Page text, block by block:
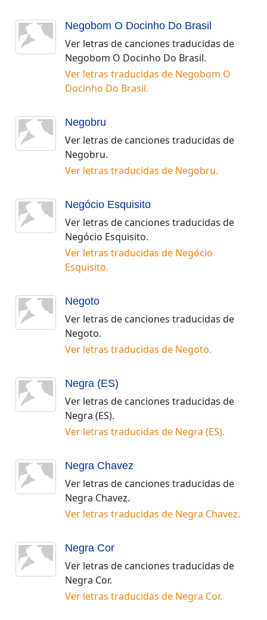
Negobom O Docinho Do Brasil
Ver letras de canciones traducidas de
Negobom O Docinho Do Brasil.
Ver letras traducidas de Negobom O
Docinho Do Brasil.
Negobru
Ver letras de canciones traducidas de
Negobru.
Ver letras traducidas de Negobru.
Negócio Esquisito
Ver letras de canciones traducidas de
Negócio Esquisito.
Ver letras traducidas de Negócio
Esquisito.
Negoto
Ver letras de canciones traducidas de
Negoto.
Ver letras traducidas de Negoto.
Negra (ES)
Ver letras de canciones traducidas de
Negra (ES).
Ver letras traducidas de Negra (ES).
Negra Chavez
Ver letras de canciones traducidas de
Negra Chavez.
Ver letras traducidas de Negra Chavez.
Negra Cor
Ver letras de canciones traducidas de
Negra Cor.
Ver letras traducidas de Negra Cor.